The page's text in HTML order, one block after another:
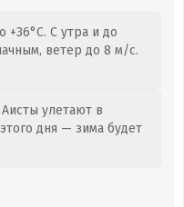
+36°C. С утра и до
ветер до 8 м/с.
улетают в
дня — зима будет